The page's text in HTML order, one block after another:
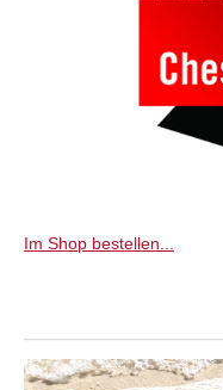
Im Shop bestellen...